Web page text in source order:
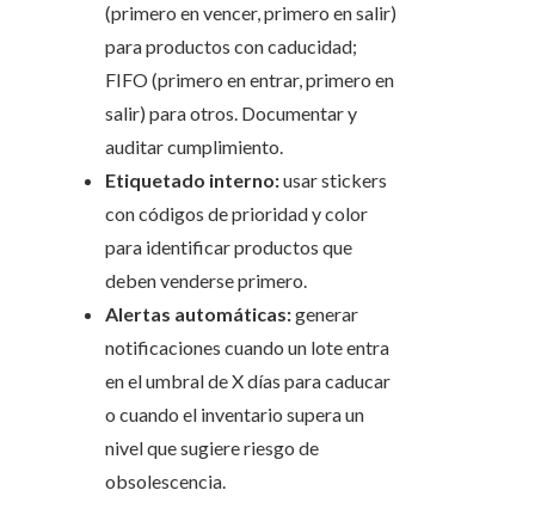
(primero en vencer, primero en salir)
para productos con caducidad;
FIFO (primero en entrar, primero en
salir) para otros. Documentar y
auditar cumplimiento.
Etiquetado interno:usar stickers
con códigos de prioridad y color
para identificar productos que
deben venderse primero.
Alertas automáticas:generar
notificaciones cuando un lote entra
en el umbral de X días para caducar
o cuando el inventario supera un
nivel que sugiere riesgo de
obsolescencia.